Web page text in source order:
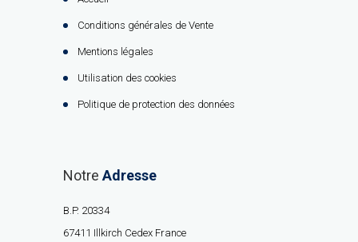
Conditions générales de Vente
Mentions légales
Utilisation des cookies
Politique de protection des données
Notre Adresse
B.P. 20334
67411 Illkirch Cedex France